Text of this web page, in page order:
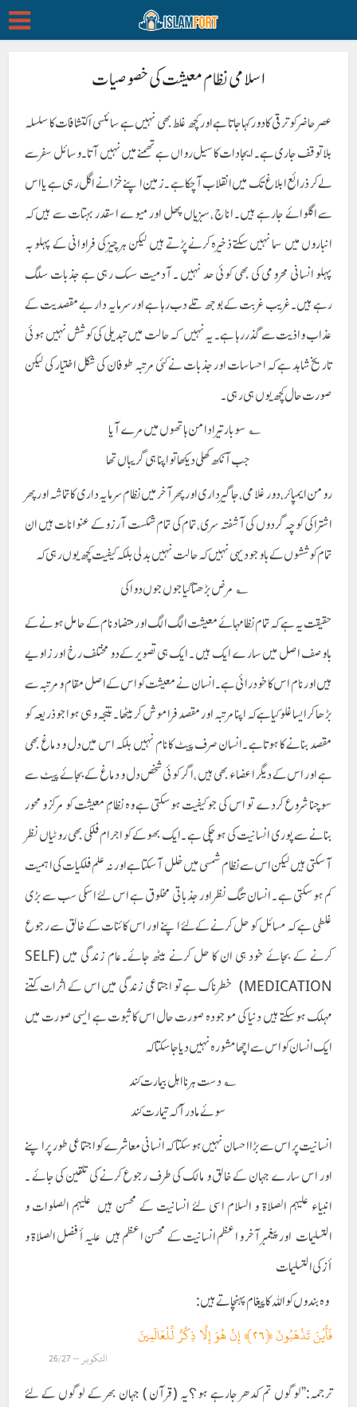
اسلامی نظام معیشت کی خصوصیات
عصر حاضر کو ترقی کا دور کہا جاتا ہے اور کچھ غلط بھی نہیں ہے سائنسی اکتشافات کا سلسلہ
بلا توقف جاری ہے ۔ ایجادات کا سیل رواں ہے تھمنے میں نہیں آتا ۔ وسائل سفر سے
لے کر ذرائع ابلاغ تک میں انقلاب آچکا ہے ۔زمین اپنے خزانے اگل رہی ہے یا اس
سے اگلوائے جارہے ہیں۔ اناج ،سبزیاں پھل اور میوے اسقدر بہتات سے ہیں کہ
انباروں میں سما نہیں سکتے ذخیرہ کرنے پڑتے ہیں لیکن ہر چیز کی فراوانی کے پہلو بہ
پہلو انسانی محرومی کی بھی کوئی حد نہیں ۔ آدمیت سسک رہی ہے جذبات سلگ
رہے ہیں ۔غریب غربت کے بوجھ تلے دب رہا ہے اور سرمایہ دار بے مقصدیت کے
عذاب و اذیت سے گذر رہا ہے ۔ یہ نہیں کہ حالت میں تبدیلی کی کوشش نہیں ہوئی
تاریخ شاہد ہے کہ احساسات اور جذبات نے کئی مرتبہ طوفان کی شکل اختیار کی لیکن
صورت حال کچھ یوں ہی رہی ۔
؎ سو بار تیرا دامن ہاتھوں میں مرے آیا
جب آنکھ کھلی دیکھا تو اپنا ہی گریباں تھا
رومن ایمپائر ، دور غلامی ، جاگیرداری اور پھر آخر میں نظام سرمایہ داری کا تماشہ اور پھر
اشتراکی کوچہ گردوں کی آشفتہ سری ،تمام کی تمام شکست آرزو کے عنوانات ہیں ان
تمام کوششوں کے باوجود یہی نہیں کہ حالت نہیں بدلی بلکہ کیفیت کچھ یوں رہی کہ
؎ مرض بڑھتا گیا جوں جوں دوا کی
حقیقت یہ ہے کہ تمام نظامہائے معیشت الگ الگ اور متضاد نام کے حامل ہونے کے
باوصف اصل میں سارے ایک ہیں ۔ ایک ہی تصویر کےدو مختلف رخ اور زاویے
ہیں اور نام اس کا خود رائی ہے ۔ انسان نے معیشت کو اس کے اصل مقام و مرتبہ سے
بڑھا کر ایسا غلو کیا ہے کہ اپنا مرتبہ اور مقصد فراموش کر بیٹھا ۔ نتیجہ وہی ہوا جو ذریعہ کو
مقصد بنانے کا ہوتا ہے ۔انسان صرف پیٹ کا نام نہیں بلکہ اس میں دل و دماغ بھی
ہے اور اس کے دیگر اعضاء بھی ہیں ،اگر کوئی شخص دل و دماغ کے بجائے پیٹ سے
سوچنا شروع کردے تو اس کی جو کیفیت ہوسکتی ہے وہ نظامِ معیشت کو مرکز و محور
بنانے سے پوری انسانیت کی ہوچکی ہے ۔ ایک بھوکے کو اجرام فلکی بھی روٹیاں نظر
آسکتی ہیں لیکن اس سے نظام شمسی میں خلل آسکتا ہے اور نہ علم فلکیات کی اہمیت
کم ہوسکتی ہے ۔ انسان تنگ نظر اور جذباتی مخلوق ہے اس لئے اسکی سب سے بڑی
غلطی ہے کہ مسائل کو حل کرنے کےلئے اپنے اور اس کائنات کے خالق سے رجوع
کرنے کے بجائے خود ہی ان کا حل کرنے بیٹھ جائے۔عام زندگی میں (SELF
MEDICATION) خطرناک ہے تو اجتماعی زندگی میں اس کے اثرات کتنے
مہلک ہوسکتے ہیں دنیا کی موجودہ صورت حال اس کا ثبوت ہے ایسی صورت میں
ایک انسان کو اس سے اچھا مشورہ نہیں دیا جاسکتا کہ
؎ دست ہرنا اہل بیمارت کند
سوئے مادرآ کہ تیمارت کند
انسانیت پر اس سے بڑا احسان نہیں ہوسکتا کہ انسانی معاشرے کو اجتماعی طور پر اپنے
اور اس سارے جہان کے خالق و مالک کی طرف رجوع کرنے کی تلقین کی جائے ۔
انبیاء علیہم الصلاۃ و السلام اسی لئے انسانیت کے محسن ہیں عليهم الصلوات و
التسليمات اور پیغمبر آخر و اعظم انسانیت کے محسن اعظم ہیں عليه أفضل الصلاة و
أزکی التسليمات
وہ بندوں کو اللہ کا پیغام پہنچاتے ہیں :
فَأَيْنَ تَذْهَبُونَ ﴿٢٦﴾ إِنْ هُوَ إِلَّا ذِكْرٌ لِّلْعَالَمِينَ
التكویر – 26/27
ترجمہ:’’لوگوں تم کدھر جارہے ہو؟یہ (قرآن ) جہان بھر کے لوگوں کے لئے